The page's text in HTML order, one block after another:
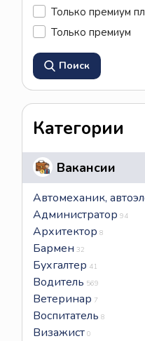
Только премиум
Только премиум
Поиск
Категории
Вакансии
Автомеханик,
Администратор 94
Архитектор 8
Бармен 32
Бухгалтер 41
Водитель 569
Ветеринар 7
Воспитатель 8
Визажист 0